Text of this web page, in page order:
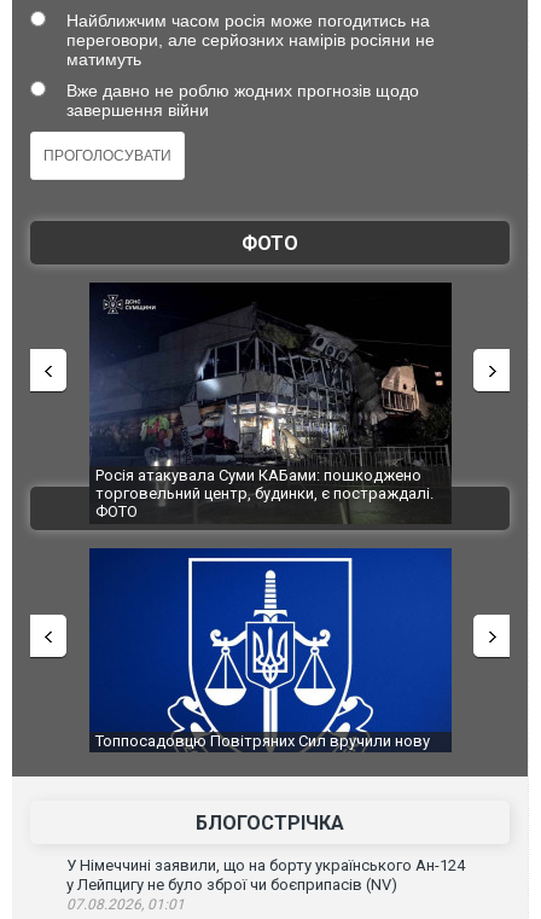
Найближчим часом росія може погодитись на
переговори, але серйозних намірів росіяни не
матимуть
Вже давно не роблю жодних прогнозів щодо
завершення війни
ФОТО
Росія атакувала Суми КАБами: пошкоджено
торговельний центр, будинки, є постраждалі.
ФОТО
під час
ВІДЕО
Топпосадовцю Повітряних Сил вручили нову
Сили
атаку.
БЛОГОСТРІЧКА
У Німеччині заявили, що на борту українського Ан-124
у Лейпцигу не було зброї чи боєприпасів (NV)
07.08.2026, 01:01